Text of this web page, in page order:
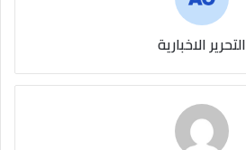
التحرير الاخبارية